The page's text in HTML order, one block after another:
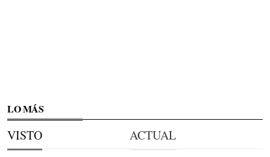
LO MÁS
VISTO ACTUAL